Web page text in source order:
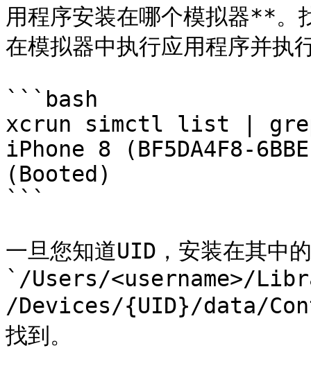
用程序安装在哪个模拟器**
在模拟器中执行应用程序并执
```bash
xcrun simctl list |
iPhone 8 (BF5DA4F8-
(Booted)
```
一旦您知道UID，安装在其中
`/Users/<username>/
/Devices/{UID}/data/
找到。